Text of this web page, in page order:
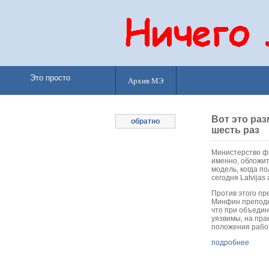
Это просто Архив МЭ
обратно
Вот это
шесть раз
Министерство
именно,
модель, когда
сегодня Latvijas
Против этого
Минфин
что при
уязвимы, на
положения
подробнее